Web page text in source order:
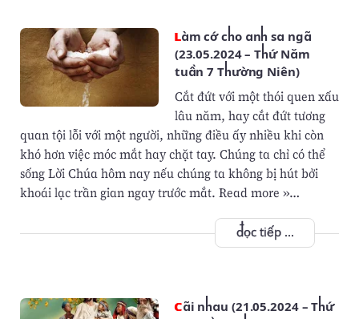
Làm cớ cho anh sa ngã
(23.05.2024 – Thứ Năm
tuần 7 Thường Niên)
Cắt đứt với một thói quen xấu
lâu năm, hay cắt đứt tương
quan tội lỗi với một người, những điều ấy nhiều khi còn
khó hơn việc móc mắt hay chặt tay. Chúng ta chỉ có thể
sống Lời Chúa hôm nay nếu chúng ta không bị hút bởi
khoái lạc trần gian ngay trước mắt. Read more »…
đọc tiếp ...
Cãi nhau (21.05.2024 – Thứ